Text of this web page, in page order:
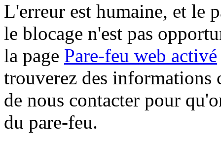
L'erreur est humaine, et le
le blocage n'est pas
la page Pare-feu web activé
trouverez des informations
de nous contacter pour
du pare-feu.